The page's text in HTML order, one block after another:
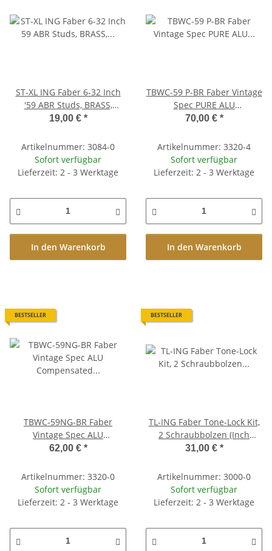
ST-XL ING Faber 6-32 Inch
'59 ABR Studs, BRASS,
glossy, XL-1.5" length
19,00 € *
Artikelnummer: 3084-0
Sofort verfügbar
Lieferzeit: 2 - 3 Werktage
In den Warenkorb
TBWC-59 P-BR Faber Vintage
Spec PURE ALU
Compensated Wraparound
Intonationsleiste: Messing
70,00 € *
Artikelnummer: 3320-4
Sofort verfügbar
Lieferzeit: 2 - 3 Werktage
In den Warenkorb
BESTSELLER
TBWC-59NG-BR Faber
Vintage Spec ALU
Compensated Wraparound
Intonationsleiste: Messing
62,00 € *
Artikelnummer: 3320-0
Sofort verfügbar
Lieferzeit: 2 - 3 Werktage
BESTSELLER
TL-ING Faber Tone-Lock Kit,
2 Schraubbolzen (Inch
Gewinde-thread f. Gibson) +
31,00 € *
Artikelnummer: 3000-0
Sofort verfügbar
Lieferzeit: 2 - 3 Werktage